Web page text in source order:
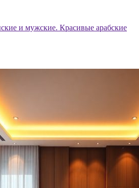
и мужские. Красивые арабские